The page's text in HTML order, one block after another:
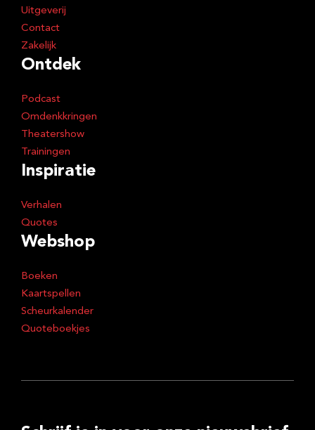
Uitgeverij
Contact
Zakelijk
Ontdek
Podcast
Omdenkkringen
Theatershow
Trainingen
Inspiratie
Verhalen
Quotes
Webshop
Boeken
Kaartspellen
Scheurkalender
Quoteboekjes